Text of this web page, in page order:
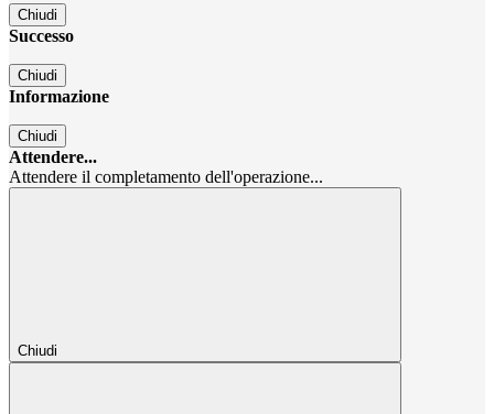
Chiudi
Successo
Chiudi
Informazione
Chiudi
Attendere...
Attendere il completamento dell'operazione...
Chiudi